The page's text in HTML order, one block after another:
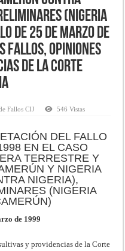
(NIGERIA
de 25 de marzo de
fallos, opiniones
de la Corte
Fallos CIJ 546 Vistas
DEL FALLO
EN EL CASO
TERRESTRE Y
Y NIGERIA
NIGERIA),
(NIGERIA
de 1999
y providencias de la Corte